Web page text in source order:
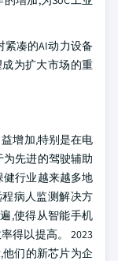
凑的AI动力设备
为扩大市场的重
增加,特别是在电
先进的驾驶辅助
健行业越来越多地
程病人监测解决方
,使得从智能手机
得以提高。 2023
他们的新芯片为企